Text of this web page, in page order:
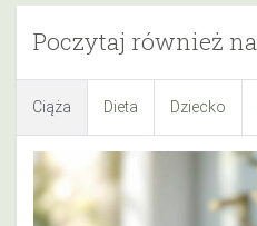
Poczytaj również
Ciąża Dieta Dziecko